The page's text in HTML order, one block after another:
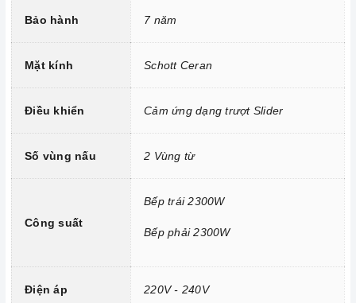
Mặt kính Schott Ceran chịu lực, chịu nhiệt
Công nghệ hiện đại
Bo mạch IGBT SIMENS Made in Germany.
Bảo hành 7 năm
Mặt kính Schott Ceran
Điều khiển Cảm ứng dạng trượt Slider
Số vùng nấu 2 Vùng từ
Công suất
Bếp trái 2300W
Bếp phải 2300W
Điện áp 220V - 240V